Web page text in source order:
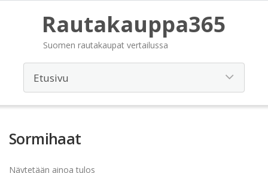
Rautakauppa365
Suomen rautakaupat vertailussa
Sormihaat
Näytetään ainoa tulos